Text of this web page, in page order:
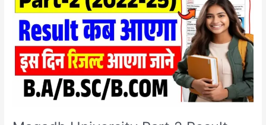
Result
2022-
Link:
यहाँ
रिजल्ट
B.A/B.sc/B.com